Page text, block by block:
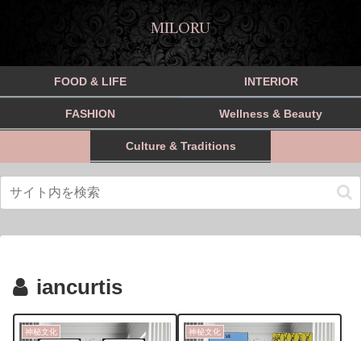
MILORU
FOOD & LIFE INTERIOR
FASHION Wellness & Beauty
Culture & Traditions
iancurtis
神秘文化 神秘文化